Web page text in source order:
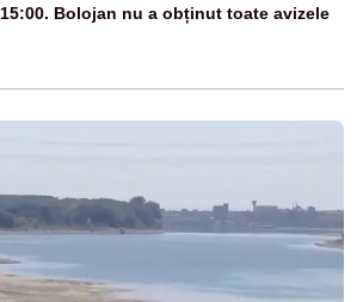
15:00. Bolojan nu a obținut toate avizele